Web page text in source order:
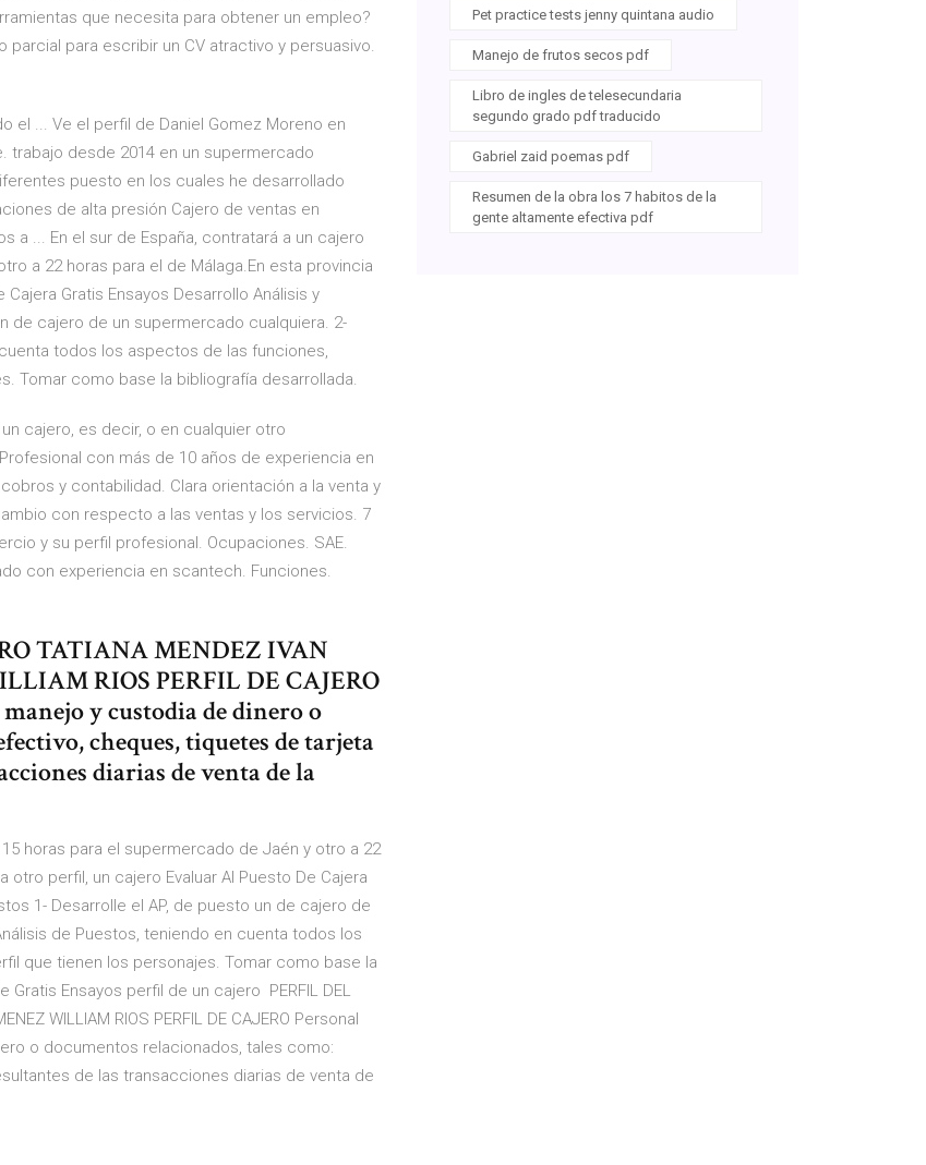
que necesita para obtener un empleo?
para escribir un CV atractivo y persuasivo.
el ... Ve el perfil de Daniel Gomez Moreno en
trabajo desde 2014 en un supermercado
puesto en los cuales he desarrollado
de alta presión Cajero de ventas en
a ... En el sur de España, contratará a un cajero
a 22 horas para el de Málaga.En esta provincia
Gratis Ensayos Desarrollo Análisis y
de cajero de un supermercado cualquiera. 2-
todos los aspectos de las funciones,
Tomar como base la bibliografía desarrollada.
cajero, es decir, o en cualquier otro
con más de 10 años de experiencia en
y contabilidad. Clara orientación a la venta y
con respecto a las ventas y los servicios. 7
y su perfil profesional. Ocupaciones. SAE.
con experiencia en scantech. Funciones.
TATIANA MENDEZ IVAN
RIOS PERFIL DE CAJERO
y custodia de dinero o
cheques, tiquetes de tarjeta
diarias de venta de la
horas para el supermercado de Jaén y otro a 22
perfil, un cajero Evaluar Al Puesto De Cajera
1- Desarrolle el AP, de puesto un de cajero de
de Puestos, teniendo en cuenta todos los
que tienen los personajes. Tomar como base la
Ensayos perfil de un cajero PERFIL DEL
WILLIAM RIOS PERFIL DE CAJERO Personal
o documentos relacionados, tales como:
de las transacciones diarias de venta de
Pet practice tests jenny quintana audio
Manejo de frutos secos pdf
Libro de ingles de telesecundaria
segundo grado pdf traducido
Gabriel zaid poemas pdf
Resumen de la obra los 7 habitos de la
gente altamente efectiva pdf